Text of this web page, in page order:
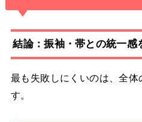
結論：振袖・帯との統一感
最も失敗しにくいのは、全
す。